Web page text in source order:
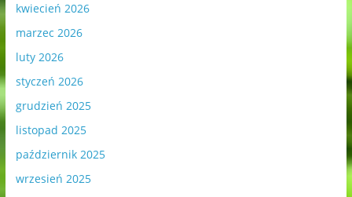
kwiecień 2026
marzec 2026
luty 2026
styczeń 2026
grudzień 2025
listopad 2025
październik 2025
wrzesień 2025